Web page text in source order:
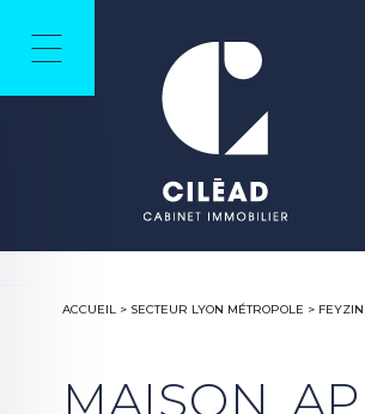
ACCUEIL > SECTEUR LYON MÉTROPOLE > FEYZIN
MAISON,